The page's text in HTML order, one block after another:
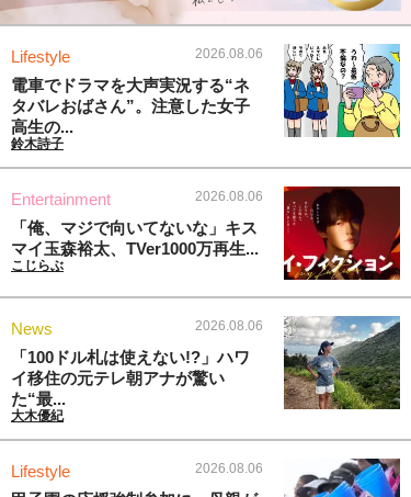
Lifestyle 2026.08.06
電車でドラマを大声実況する“ネ
タバレおばさん”。注意した女子
高生の...
鈴木詩子
Entertainment 2026.08.06
「俺、マジで向いてないな」キス
マイ玉森裕太、TVer1000万再生...
こじらぶ
News 2026.08.06
「100ドル札は使えない!?」ハワ
イ移住の元テレ朝アナが驚い
た“最...
大木優紀
Lifestyle 2026.08.06